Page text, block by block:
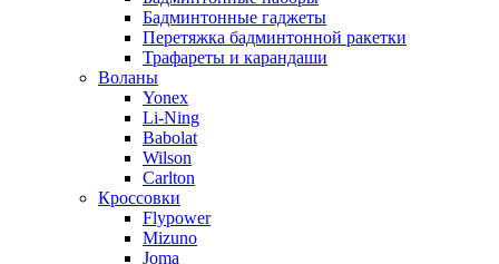
Бадминтонные гаджеты
Перетяжка бадминтонной ракетки
Трафареты и карандаши
Воланы
Yonex
Li-Ning
Babolat
Wilson
Carlton
Кроссовки
Flypower
Mizuno
Joma